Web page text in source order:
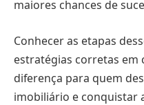
maiores chances de
Conhecer as etapas
estratégias corretas em
diferença para quem
imobiliário e conquistar